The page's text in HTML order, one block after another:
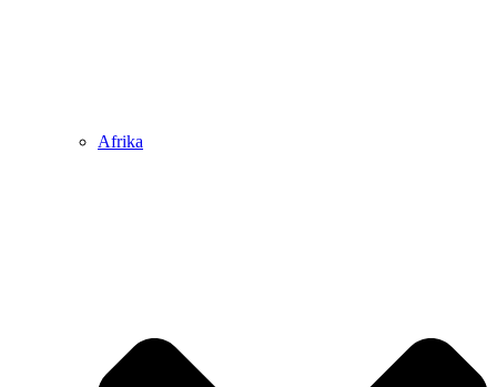
Afrika